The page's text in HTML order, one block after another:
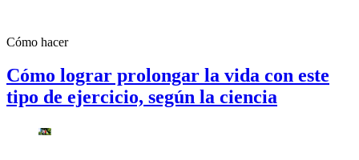
Cómo hacer
Cómo lograr prolongar la vida con este
tipo de ejercicio, según la ciencia